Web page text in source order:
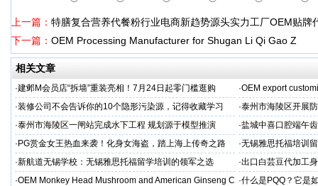
上一篇： 特膳复合营养代餐粉行业电商新趋势源头实力工厂OEM贴牌
下一篇： OEM Processing Manufacturer for Shugan Li Qi Gao Z
相关文章
·建邺M会员店“拆墙”重装亮相！7月24日起零门槛逛购 ·OEM export
·装修公司不会告诉你的10个隐形污染源，记得收藏学习 ·泰州市海陵区开展
·泰州市海陵区一闸站完成水下工程 规划源于模型推演 ·盐城中喜口腔端午
礼，种出健康长寿牙
· PG赏金女王热血来袭！化身女海盗，踏上海上传奇之路 ·无锡雅思托福培训
·新航道无锡学校：无锡雅思托福留学培训的领军之选 ·出口白芸豆代加工
贴牌
·OEM Monkey Head Mushroom and American Ginseng C ·什么是PQQ？它是